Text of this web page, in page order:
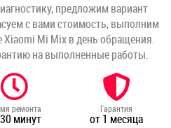
предложим вариант
с вами стоимость, выполним
Xiaomi Mi Mix в день обращения.
на выполненные работы.
ремонта
минут
Гарантия
от 1 месяца